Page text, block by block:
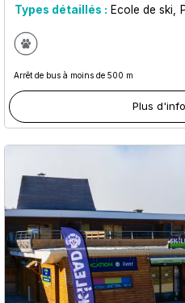
Types détaillés : Ecole de ski
Arrêt de bus à moins de 500 m
Plus